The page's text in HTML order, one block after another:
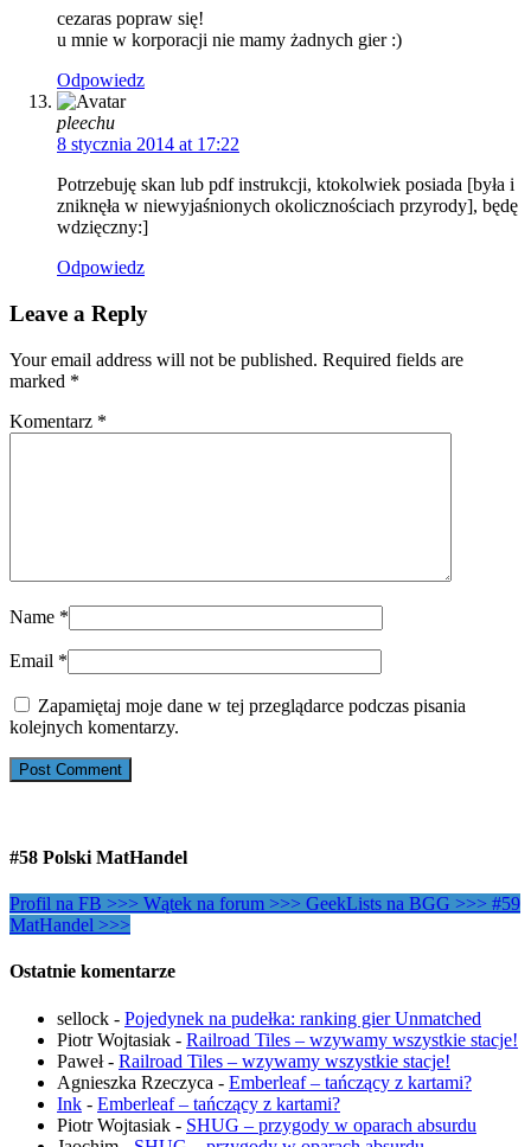
cezaras popraw się!
u mnie w korporacji nie mamy żadnych gier :)
Odpowiedz
pleechu
8 stycznia 2014 at 17:22
Potrzebuję skan lub pdf instrukcji, ktokolwiek posiada [była i
zniknęła w niewyjaśnionych okolicznościach przyrody], będę
wdzięczny:]
Odpowiedz
Leave a Reply
Your email address will not be published. Required fields are
marked *
Komentarz *
Name *
Email *
Zapamiętaj moje dane w tej przeglądarce podczas pisania
kolejnych komentarzy.
#58 Polski MatHandel
Profil na FB >>> Wątek na forum >>> GeekLists na BGG >>> #59
MatHandel >>>
Ostatnie komentarze
sellock - Pojedynek na pudełka: ranking gier Unmatched
Piotr Wojtasiak - Railroad Tiles – wzywamy wszystkie stacje!
Paweł- Railroad Tiles – wzywamy wszystkie stacje!
Agnieszka Rzeczyca - Emberleaf – tańczący z kartami?
Ink - Emberleaf – tańczący z kartami?
Piotr Wojtasiak - SHUG – przygody w oparach absurdu